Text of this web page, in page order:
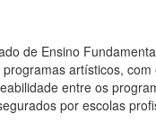
de Ensino
artísticos,
entre os
por escolas